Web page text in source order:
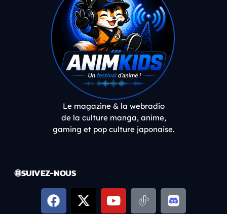
Le magazine & la webradio
de la culture manga, anime,
gaming et pop culture japonaise.
🌐 SUIVEZ-NOUS